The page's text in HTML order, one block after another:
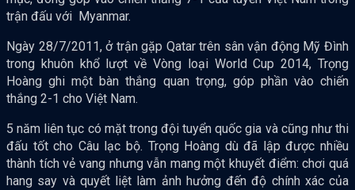
trận đấu với Myanmar.
Ngày 28/7/2011, ở trận gặp Qatar trên sân vận động Mỹ Đình
trong khuôn khổ lượt về Vòng loại World Cup 2014, Trọng
Hoàng ghi một bàn thắng quan trọng, góp phần vào chiến
thắng 2-1 cho Việt Nam.
5 năm liên tục có mặt trong đội tuyển quốc gia và cũng như thi
đấu tốt cho Câu lạc bộ. Trọng Hoàng dù đã lập được nhiều
thành tích vẻ vang nhưng vẫn mang một khuyết điểm: chơi quá
hang say và quyết liệt làm ảnh hưởng đến độ chính xác của